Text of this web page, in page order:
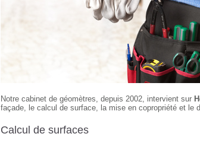
Notre cabinet de géomètres, depuis 2002, intervient sur
façade, le calcul de surface, la mise en copropriété et le
Calcul de surfaces